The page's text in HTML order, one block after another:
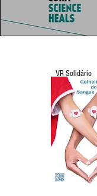
VR Solidário